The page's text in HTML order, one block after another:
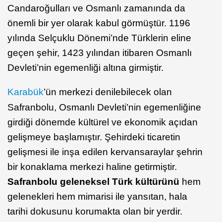
Candaroğulları ve Osmanlı zamanında da
önemli bir yer olarak kabul görmüştür. 1196
yılında Selçuklu Dönemi’nde Türklerin eline
geçen şehir, 1423 yılından itibaren Osmanlı
Devleti’nin egemenliği altına girmiştir.
Karabük’ün merkezi denilebilecek olan
Safranbolu, Osmanlı Devleti’nin egemenliğine
girdiği dönemde kültürel ve ekonomik açıdan
gelişmeye başlamıştır. Şehirdeki ticaretin
gelişmesi ile inşa edilen kervansaraylar şehrin
bir konaklama merkezi haline getirmiştir.
Safranbolu geleneksel Türk kültürünü hem
gelenekleri hem mimarisi ile yansıtan, hala
tarihi dokusunu korumakta olan bir yerdir.